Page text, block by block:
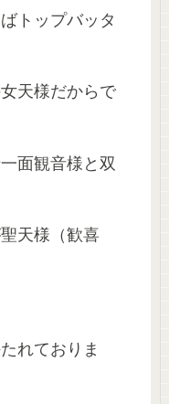
トップバッタ
天様だからで
面観音様と双
天様（歓喜
れておりま